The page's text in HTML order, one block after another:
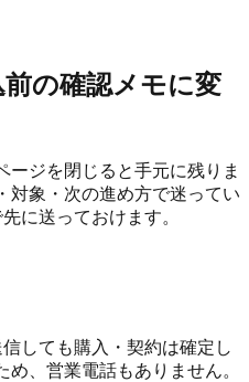
の確認メモに変
ージを閉じると手元に残りま
対象・次の進め方で迷ってい
に送っておけます。
しても購入・契約は確定し
、営業電話もありません。